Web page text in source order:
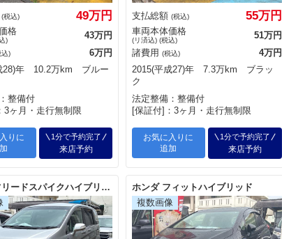
(税込) 49万円
格
)
43万円
込)
6万円
28)年 10.2万km ブルー
整備付
3ヶ月・走行無制限
りに
1分で予約完了
来店予約
支払総額 (税込) 55万円
車両本体価格
(リ済込) (税込)
51万円
諸費用 (税込)
4万円
2015(平成27)年 7.3万km ブラッ
ク
法定整備：整備付
[保証付]：3ヶ月・走行無制限
お気に入りに
追加
1分で予約完了
来店予約
ホンダ フリードスパイクハイブリッド ホンダ フィットハイブリッド